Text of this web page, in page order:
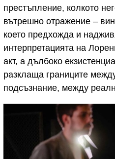
престъпление, колкото
вътрешно отражение –
което предхожда и
интерпретацията на
акт, а дълбоко
разклаща границите
подсъзнание, между